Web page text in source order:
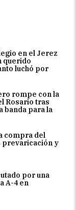
en el Jerez
querido
luchó por
rompe con la
Rosario tras
banda para la
compra del
prevaricación y
por una
A-4 en